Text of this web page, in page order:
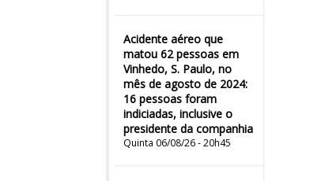
Acidente aéreo que
matou 62 pessoas em
Vinhedo, S. Paulo, no
mês de agosto de 2024:
16 pessoas foram
indiciadas, inclusive o
presidente da companhia
Quinta 06/08/26 - 20h45